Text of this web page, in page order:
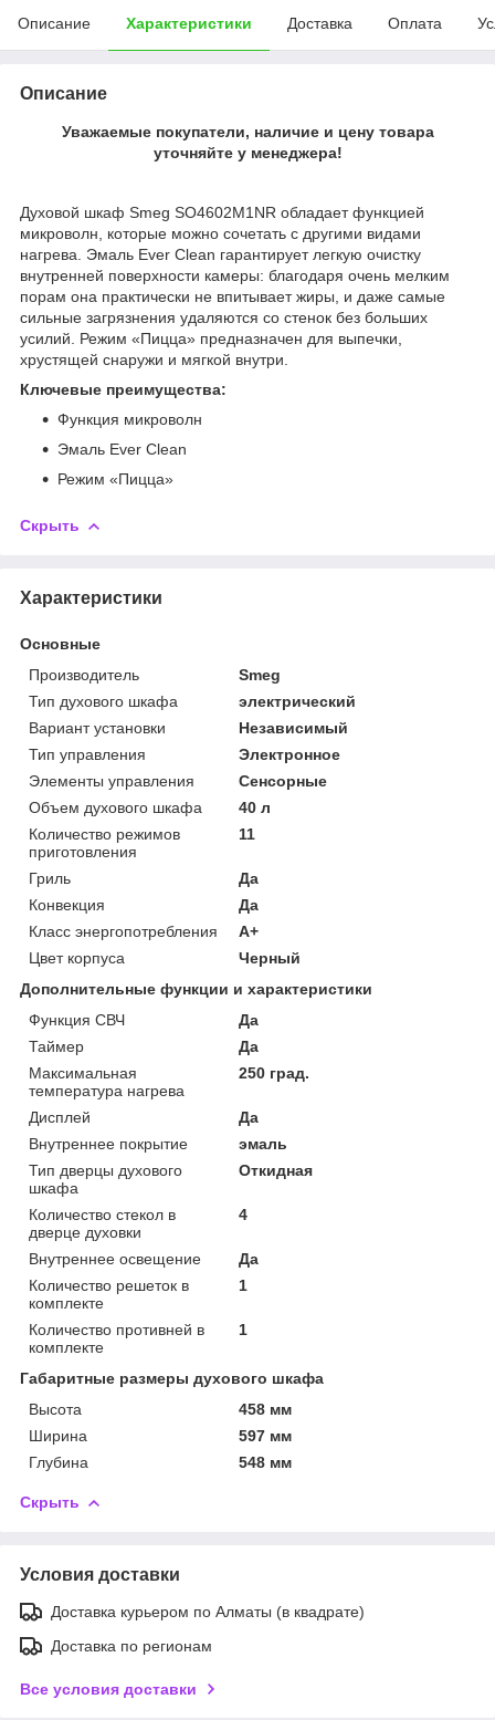
Описание Характеристики Доставка Оплата
Описание
Уважаемые покупатели, наличие и цену товара
уточняйте у менеджера!
Духовой шкаф Smeg SO4602M1NR обладает функцией
микроволн, которые можно сочетать с другими видами
нагрева. Эмаль Ever Clean гарантирует легкую очистку
внутренней поверхности камеры: благодаря очень мелким
порам она практически не впитывает жиры, и даже самые
сильные загрязнения удаляются со стенок без больших
усилий. Режим «Пицца» предназначен для выпечки,
хрустящей снаружи и мягкой внутри.
Ключевые преимущества:
Функция микроволн
Эмаль Ever Clean
Режим «Пицца»
Скрыть
Характеристики
Основные
Производитель
Smeg
Тип духового шкафа
электрический
Вариант установки
Независимый
Тип управления
Электронное
Элементы управления
Сенсорные
Объем духового шкафа
40 л
Количество режимов
приготовления
11
Гриль
Да
Конвекция
Да
Класс энергопотребления
A+
Цвет корпуса
Черный
Дополнительные функции и характеристики
Функция СВЧ
Да
Таймер
Да
Максимальная
температура нагрева
250 град.
Дисплей
Да
Внутреннее покрытие
эмаль
Тип дверцы духового
шкафа
Откидная
Количество стекол в
дверце духовки
4
Внутреннее освещение
Да
Количество решеток в
комплекте
1
Количество противней в
комплекте
1
Габаритные размеры духового шкафа
Высота
458 мм
Ширина
597 мм
Глубина
548 мм
Скрыть
Условия доставки
Доставка курьером по Алматы (в квадрате)
Доставка по регионам
Все условия доставки